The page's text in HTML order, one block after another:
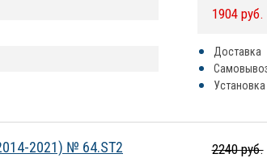
1904 руб.
Доставка
Установка
2021) № 64.ST2 2240 руб.